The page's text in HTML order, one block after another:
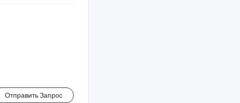
Отправить Запрос